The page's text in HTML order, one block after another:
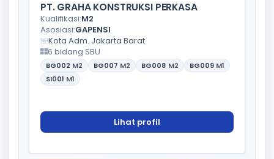
PT. GRAHA KONSTRUKSI PERKASA
Kualifikasi:M2
Asosiasi:GAPENSI
Kota Adm. Jakarta Barat
6 bidang SBU
BG002 M2 BG007 M2 BG008 M2 BG009 M1
SI001 M1
Lihat profil